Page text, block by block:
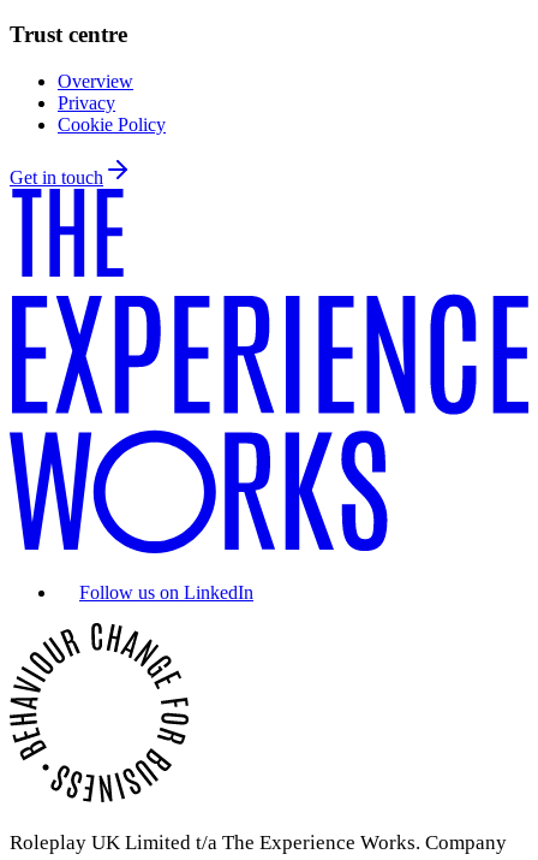
Trust centre
Overview
Privacy
Cookie Policy
Get in touch
Follow us on LinkedIn
Roleplay UK Limited t/a The Experience Works. Company